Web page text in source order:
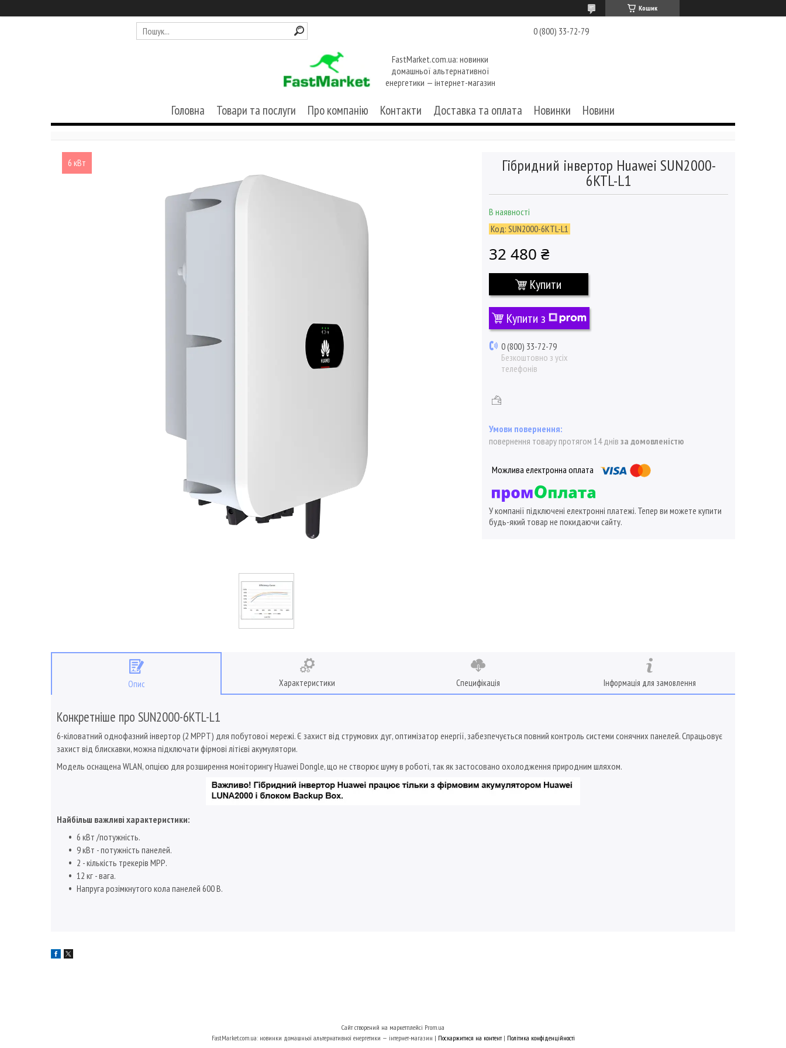
Кошик
0 (800) 33-72-79
FastMarket.com.ua: новинки
домашньої альтернативної
енергетики — інтернет-магазин
Головна Товари та послуги Про компанію Контакти Доставка та оплата Новинки Новини
6 кВт Гібридний інвертор Huawei SUN2000-
6KTL-L1
В наявності
Код: SUN2000-6KTL-L1
32 480 ₴
Купити
Купити з
0 (800) 33-72-79
Безкоштовно з усіх
телефонів
повернення товару протягом 14 днів за домовленістю
У компанії підключені електронні платежі. Тепер ви можете купити
будь-який товар не покидаючи сайту.
Опис Характеристики Специфікація Інформація для замовлення
Конкретніше про SUN2000-6KTL-L1
6-кіловатний однофазний інвертор (2 МРРТ) для побутової мережі. Є захист від струмових дуг, оптимізатор енергії, забезпечується повний контроль системи сонячних панелей. Спрацьовує
захист від блискавки, можна підключати фірмові літієві акумулятори.
Модель оснащена WLAN, опцією для розширення моніторингу Huawei Dongle, що не створює шуму в роботі, так як застосовано охолодження природним шляхом.
Найбільш важливі характеристики:
6 кВт /потужність.
9 кВт - потужність панелей.
2 - кількість трекерів МРР.
12 кг - вага.
Напруга розімкнутого кола панелей 600 В.
Сайт створений на маркетплейсі Prom.ua
FastMarket.com.ua: новинки домашньої альтернативної енергетики — інтернет-магазин | Поскаржитися на контент | Політика конфіденційності